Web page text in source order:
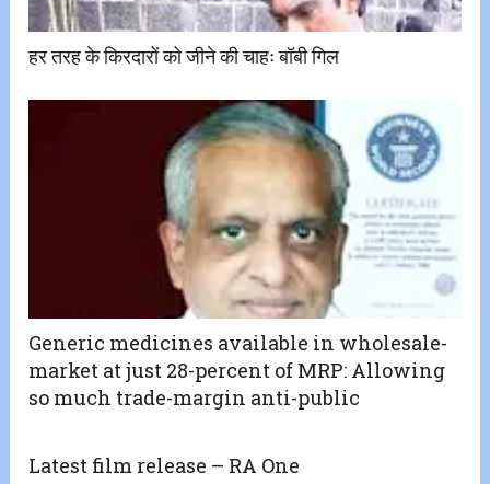
हर तरह के किरदारों को जीने की चाहः बॉबी गिल
Generic medicines available in wholesale-
market at just 28-percent of MRP: Allowing
so much trade-margin anti-public
Latest film release – RA One